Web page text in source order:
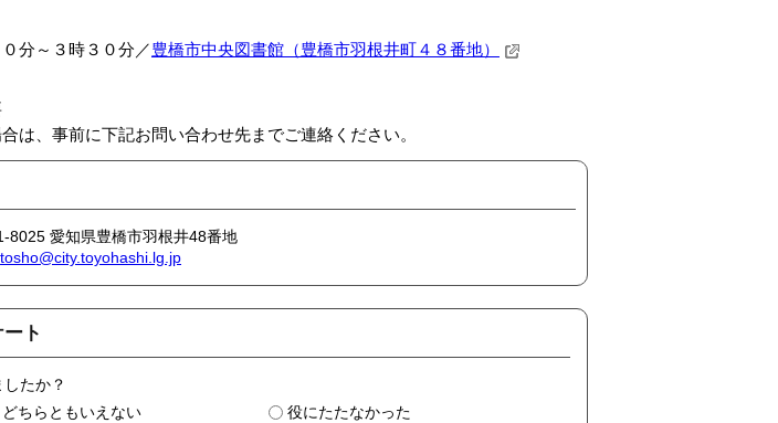
分～３時３０分／豊橋市中央図書館（豊橋市羽根井町４８番地）
は、事前に下記お問い合わせ先までご連絡ください。
8025 愛知県豊橋市羽根井48番地
tosho@city.toyohashi.lg.jp
ト
たか？
どちらともいえない 役にたたなかった